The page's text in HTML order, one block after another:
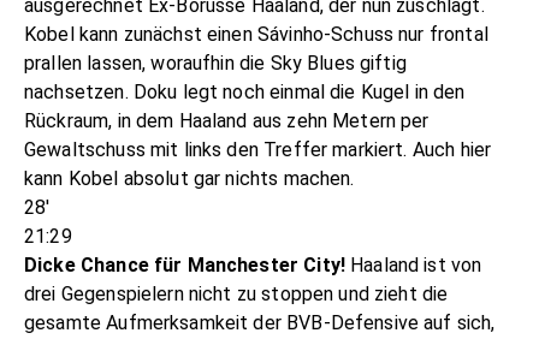
ausgerechnet Ex-Borusse Haaland, der nun zuschlägt.
Kobel kann zunächst einen Sávinho-Schuss nur frontal
prallen lassen, woraufhin die Sky Blues giftig
nachsetzen. Doku legt noch einmal die Kugel in den
Rückraum, in dem Haaland aus zehn Metern per
Gewaltschuss mit links den Treffer markiert. Auch hier
kann Kobel absolut gar nichts machen.
28'
21:29
Dicke Chance für Manchester City!Haaland ist von
drei Gegenspielern nicht zu stoppen und zieht die
gesamte Aufmerksamkeit der BVB-Defensive auf sich,